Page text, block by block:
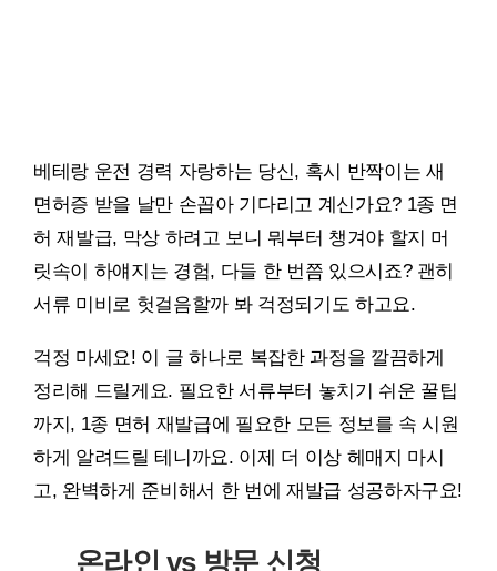
베테랑 운전 경력 자랑하는 당신, 혹시 반짝이는 새
면허증 받을 날만 손꼽아 기다리고 계신가요? 1종 면
허 재발급, 막상 하려고 보니 뭐부터 챙겨야 할지 머
릿속이 하얘지는 경험, 다들 한 번쯤 있으시죠? 괜히
서류 미비로 헛걸음할까 봐 걱정되기도 하고요.
걱정 마세요! 이 글 하나로 복잡한 과정을 깔끔하게
정리해 드릴게요. 필요한 서류부터 놓치기 쉬운 꿀팁
까지, 1종 면허 재발급에 필요한 모든 정보를 속 시원
하게 알려드릴 테니까요. 이제 더 이상 헤매지 마시
고, 완벽하게 준비해서 한 번에 재발급 성공하자구요!
온라인 vs 방문 신청